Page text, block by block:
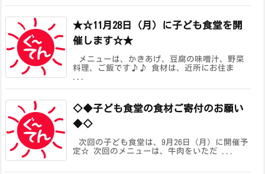
★☆11月28日（月）に子ども食堂を開
催します☆★
メニューは、かきあげ、豆腐の味噌汁、野菜
料理、ご飯です♪♪ 食材は、近所にお住ま
◇◆子ども食堂の食材ご寄付のお願い
◆◇
次回の子ども食堂は、9月26日（月）に開催予
定☆ 次回のメニューは、牛肉をいただ ...